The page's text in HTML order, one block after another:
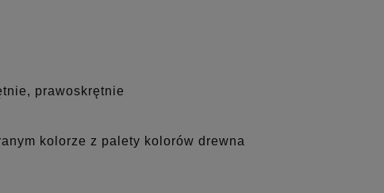
prawoskrętnie
kolorze z palety kolorów drewna